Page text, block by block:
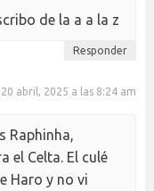
de la a a la z
Responder
20 abril, 2025 a las 8:24 am
Raphinha,
el Celta. El culé
Haro y no vi